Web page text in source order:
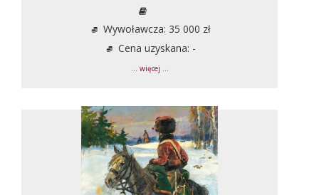
Wywoławcza: 35 000 zł
Cena uzyskana: -
... więcej ...